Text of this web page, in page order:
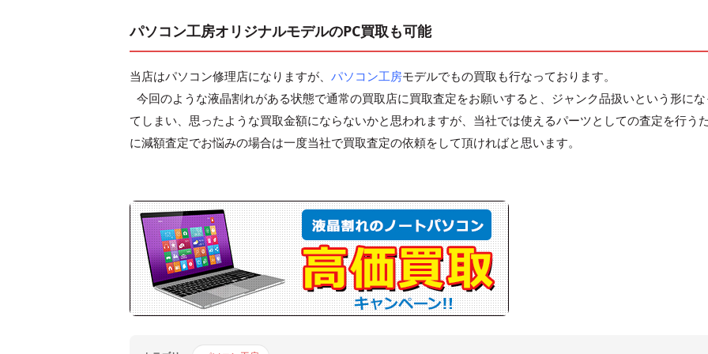
パソコン工房オリジナルモデルのPC買取も可能
当店はパソコン修理店になりますが、 パソコン工房モデルでもの買取も行なっております。
今回のような液晶割れがある状態で通常の買取店に買取査定をお願いすると、ジャンク品扱いという形に
てしまい、思ったような買取金額にならないかと思われますが、当社では使えるパーツとしての査定を行う
に減額査定でお悩みの場合は一度当社で買取査定の依頼をして頂ければと思います。